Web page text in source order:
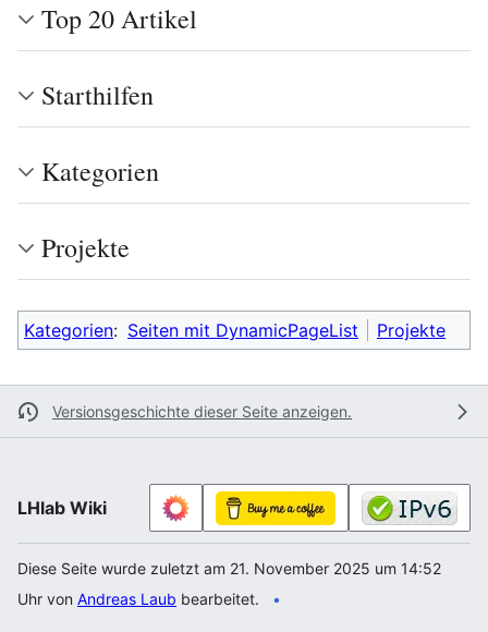
Top 20 Artikel
Starthilfen
Kategorien
Projekte
Kategorien: Seiten mit DynamicPageList Projekte
Versionsgeschichte dieser Seite anzeigen.
LHlab Wiki
Diese Seite wurde zuletzt am 21. November 2025 um 14:52
Uhr von Andreas Laub bearbeitet.